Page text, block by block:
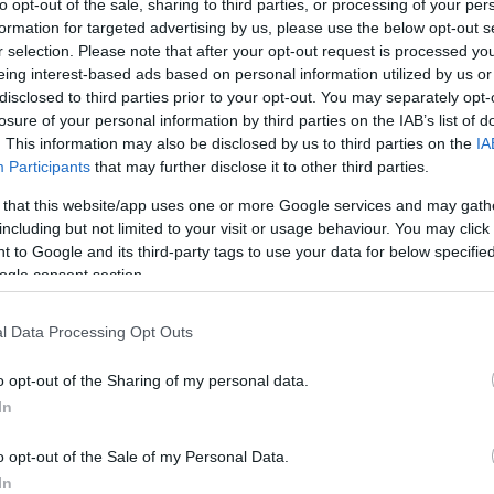
opt-out of the sale, sharing to third parties, or processing of your
for targeted advertising by us, please use the below opt-out
selection. Please note that after your opt-out request is processed
interest-based ads based on personal information utilized by us
to third parties prior to your opt-out. You may separately
of your personal information by third parties on the IAB’s list of
This information may also be disclosed by us to third parties on the
Participants that may further disclose it to other third parties.
that this website/app uses one or more Google services and may
but not limited to your visit or usage behaviour. You may
to Google and its third-party tags to use your data for below
consent section.
Data Processing Opt Outs
opt-out of the Sharing of my personal data.
opt-out of the Sale of my Personal Data.
... Veikals bija cietušais.. .. nevis
Patīk
Vītols
28. marts
R.Dimantai un citiem ''robežu slēdzējiem'',
un līdzīgas lietas vajag pārdot Krievijai, lai viņi iztērē to
finansēšanai. ... Nevajag pārdot to, kas var noderēt
Pirkt gan viņu preces nevajadzētu... ...
29. marts